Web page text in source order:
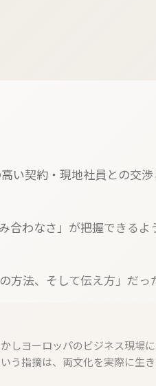
契約・現地社員との交
わなさ」が把握できる
法、そして伝え方」だっ
ヨーロッパのビジネス現場
指摘は、両文化を実際に生き